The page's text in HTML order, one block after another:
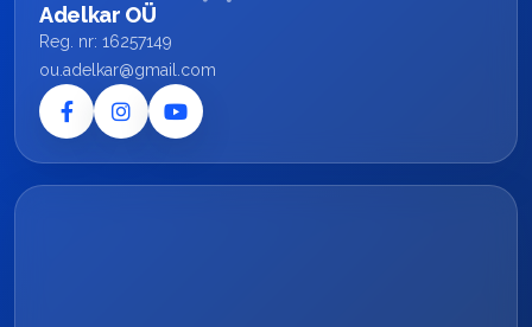
Adelkar OÜ
Reg. nr: 16257149
ou.adelkar@gmail.com